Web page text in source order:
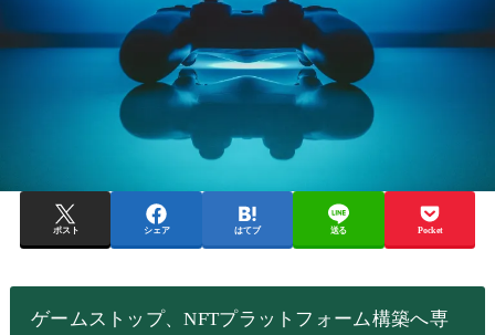
ポスト シェア はてブ 送る Pocket
ゲームストップ、NFTプラットフォーム構築へ専